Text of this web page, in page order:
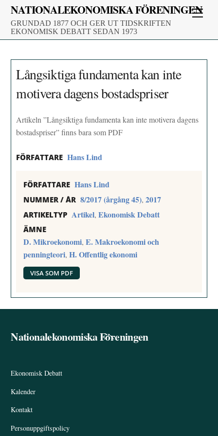
Skip
content
NATIONALEKONOMISKA FÖRENINGEN
GRUNDAD 1877 OCH GER UT TIDSKRIFTEN
EKONOMISK DEBATT SEDAN 1973
Långsiktiga fundamenta kan inte
motivera dagens bostadspriser
Artikeln ”Långsiktiga fundamenta kan inte motivera dagens
bostadspriser” finns bara som PDF
FÖRFATTARE Hans Lind
FÖRFATTARE Hans Lind
NUMMER / ÅR 8/2017 (årgång 45),2017
ARTIKELTYP Artikel,Ekonomisk Debatt
ÄMNE
D. Mikroekonomi,E. Makroekonomi och
penningteori,H. Offentlig ekonomi
VISA SOM PDF
Back
Nationalekonomiska Föreningen
Ekonomisk Debatt
Kalender
Kontakt
Personuppgiftspolicy